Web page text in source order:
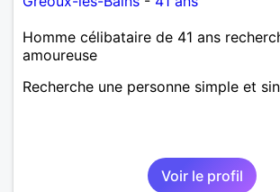
Homme célibataire de 41 ans
amoureuse
Recherche une personne simple et
Voir le profil